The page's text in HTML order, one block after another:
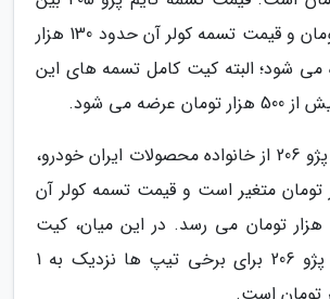
150 تا 300 هزار تومان و قیمت تسمه کولر آن حدود 130 هزار
می شود؛ البته کیت کامل تسمه های این
می شود.
قیمت تسمه تایم پژو 206 از خانواده محصولات ایران خودرو،
تا 450 هزار تومان متغیر است و قیمت تسمه کولر آن
هم به حدود 150 هزار تومان می رسد. در این میان، کیت
کامل تسمه های پژو 206 برای برخی تیپ ها نزدیک به 1